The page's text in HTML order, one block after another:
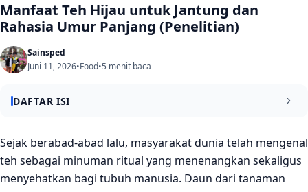
Manfaat Teh Hijau untuk Jantung dan
Rahasia Umur Panjang (Penelitian)
Sainsped
Juni 11, 2026•Food•5 menit baca
DAFTAR ISI
Rahasia di Balik Daun Camellia Sinensis
Detail Metodologi Tinjauan Ilmiah
Sejak berabad-abad lalu, masyarakat dunia telah mengenal
teh sebagai minuman ritual yang menenangkan sekaligus
menyehatkan bagi tubuh manusia. Daun dari tanaman